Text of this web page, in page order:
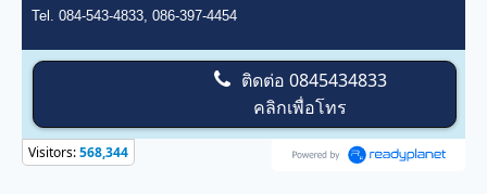
Tel. 084-543-4833, 086-397-4454
ติดต่อ 0845434833
คลิกเพื่อโทร
Visitors:568,344